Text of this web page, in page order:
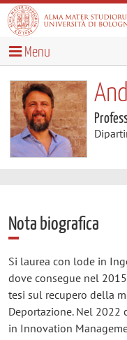
Menu
Nota biografica
Si laurea con lode in
dove consegue nel
tesi sul recupero della
Deportazione. Nel
in Innovation